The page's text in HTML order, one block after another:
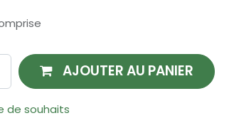
AJOUTER AU PANIER
de souhaits